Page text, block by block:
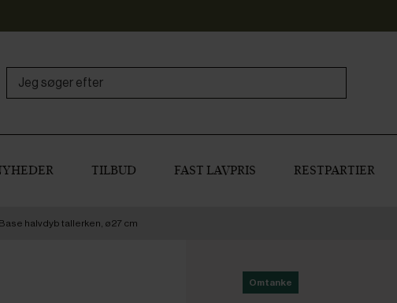
TILBUD FAST LAVPRIS RESTPARTIER
halvdyb tallerken, ø27 cm
Omtanke